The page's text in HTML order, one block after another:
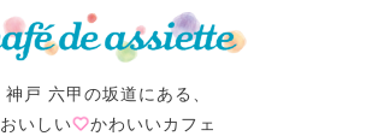
神戸 六甲の坂道にある、
おいしい
かわいいカフェ